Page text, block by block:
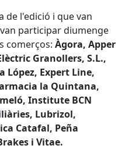
de l'edició i que van
participar diumenge
comerços: Àgora, Apper
Granollers, S.L.,
López, Expert Line,
la Quintana,
Institute BCN
Lubrizol,
Catafal, Peña
i Vitae.